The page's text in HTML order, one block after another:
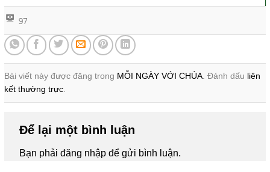
97
Bài viết này được đăng trong MỖI NGÀY VỚI CHÚA. Đánh dấu liên
kết thường trực.
Để lại một bình luận
Bạn phảiđăng nhậpđể gửi bình luận.